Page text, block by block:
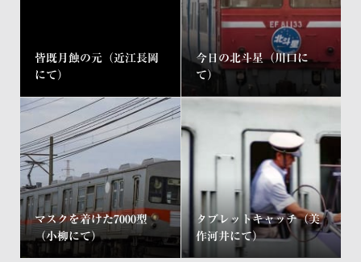
皆既月蝕の元（近江長岡
にて）
今日の北斗星（川口に
て）
マスクを着けた7000型
（小柳にて）
タブレットキャッチ（美
作河井にて）